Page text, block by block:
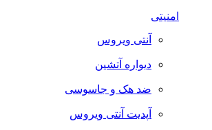
امنیتی
آنتی ویروس
دیواره آتشین
ضد هک و جاسوسی
آپدیت آنتی ویروس